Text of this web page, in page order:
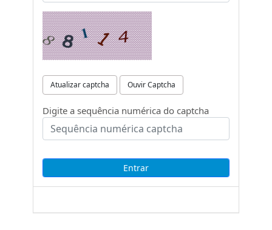
Atualizar captcha Ouvir Captcha
Digite a sequência numérica do captcha